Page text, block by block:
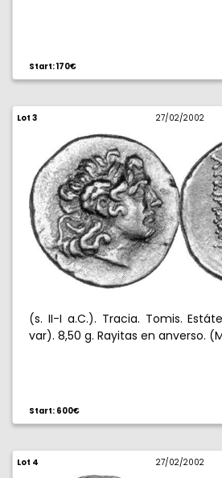
Start: 170€
Lot 3 27/02/2002
(s. II-I a.C.). Tracia. Tomis.
var). 8,50 g. Rayitas en anverso.
Start: 600€
Lot 4 27/02/2002